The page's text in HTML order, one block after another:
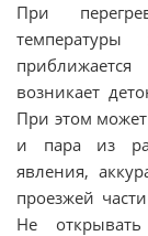
При
возникает
При этом
и пара из
явления,
проезжей
Не